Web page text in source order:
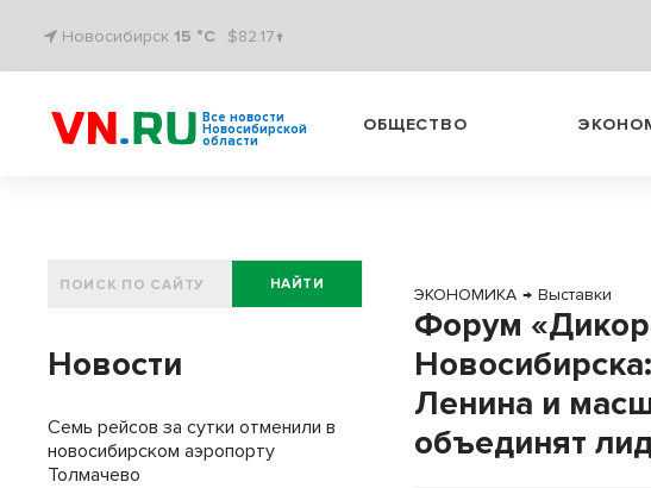
Новосибирск 15 °C $82.17↑
Все новости
Новосибирской
области
ОБЩЕСТВО
ЭКОНОМИКА → Выставки
Форум
Ленина и
объединят
НАЙТИ
Новости
Семь рейсов за сутки отменили в
новосибирском аэропорту
Толмачево